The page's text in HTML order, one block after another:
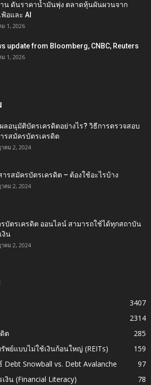
น ดันราคาน้ำมันพุ่ง ตลาดหุ้นผันผวนจาก
ฟ้อและ AI
1, 2026
update from Bloomberg, CNBC, Reuters
1, 2026
ลอนุมัติบัตรเครดิตอย่างไร? วิธีการตรวจสอบ
รสมัครบัตรเครดิต
คม 2, 2024
ารสมัครบัตรเครดิต – ต้องใช้อะไรบ้าง
คม 2, 2024
บัตรเครดิต ออนไลน์ สามารถใช้ได้ทุกสถาบัน
งิน
คม 2, 2024
3407
2314
ต
285
พย์แบบไม่ใช้เงินก้อนใหญ่ (REITs)
159
Snowball vs. Debt Avalanche
97
น (Financial Literacy)
78